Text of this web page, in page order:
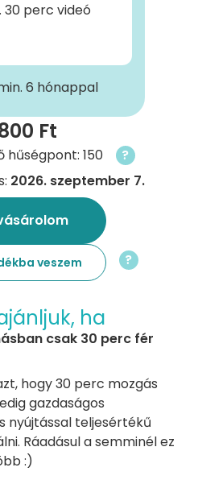
30 perc videó
6 hónappal
Ft
hűségpont: 150
?
2026. szeptember 7.
veszem ?
ha
csak 30 perc fér
hogy 30 perc mozgás
gazdaságos
nyújtással teljesértékű
Ráadásul a semminél ez
:)